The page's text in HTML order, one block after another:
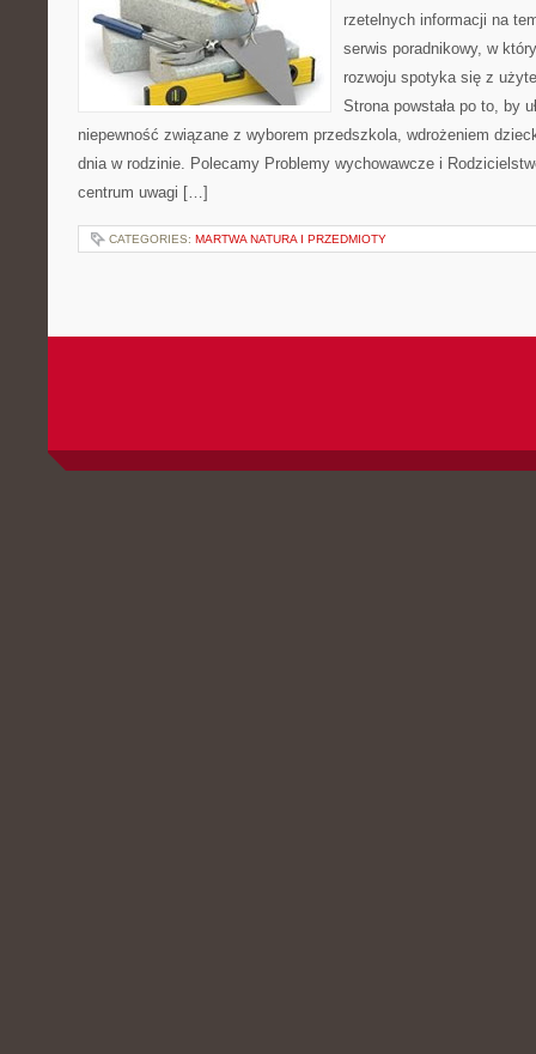
rzetelnych informacji na
serwis poradnikowy, w
rozwoju spotyka się z
Strona powstała po to, by
niepewność związane z wyborem przedszkola, wdrożeniem
dnia w rodzinie. Polecamy Problemy wychowawcze i
centrum uwagi […]
CATEGORIES: MARTWA NATURA I PRZEDMIOTY